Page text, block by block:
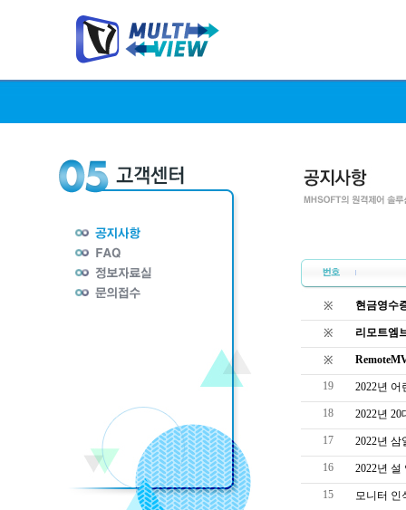
※ 현금영수
※ 리모트엠
※
19 2022년 어
18 2022년
17 2022년 삼
16 2022년 설
15 모니터 인